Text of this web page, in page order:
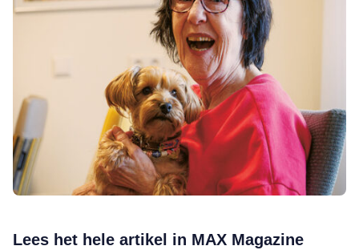
Lees het hele artikel in MAX Magazine